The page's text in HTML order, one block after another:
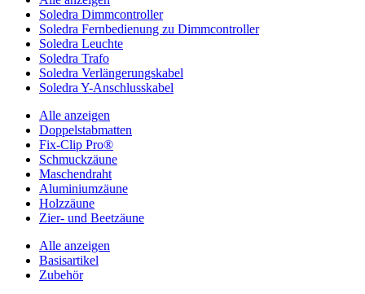
Soledra Dimmcontroller
Soledra Fernbedienung zu Dimmcontroller
Soledra Leuchte
Soledra Trafo
Soledra Verlängerungskabel
Soledra Y-Anschlusskabel
Alle anzeigen
Doppelstabmatten
Fix-Clip Pro®
Schmuckzäune
Maschendraht
Aluminiumzäune
Holzzäune
Zier- und Beetzäune
Alle anzeigen
Basisartikel
Zubehör